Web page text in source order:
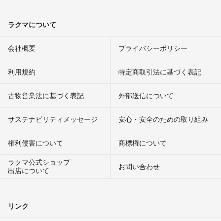
ラクマについて
会社概要 プライバシーポリシー
利用規約 特定商取引法に基づく表記
古物営業法に基づく表記 外部送信について
サステナビリティメッセージ 安心・安全のための取り組み
権利侵害について
商標権について
ラクマ公式ショップ
出店について
お問い合わせ
リンク